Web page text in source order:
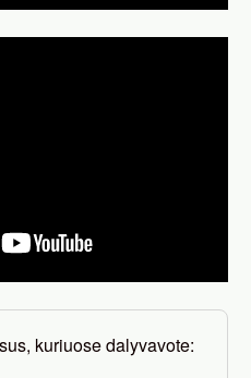
kuriuose dalyvavote: